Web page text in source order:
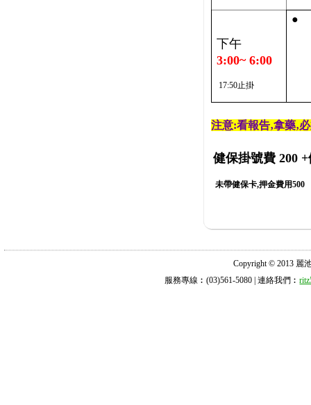
下午
3:00~ 6:00
17:50止掛
●
注意:看報告‚拿藥‚
健保掛號費 200 +
未帶健保卡,押金費用500
Copyright © 2013 麗
服務專線︰(03)561-5080 | 連絡我們︰